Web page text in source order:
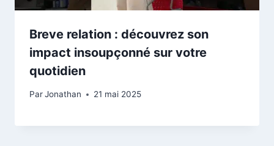
Breve relation : découvrez son
impact insoupçonné sur votre
quotidien
ParJonathan 21 mai 2025